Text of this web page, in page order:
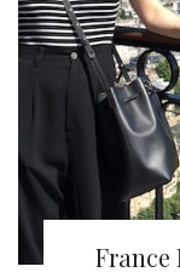
France